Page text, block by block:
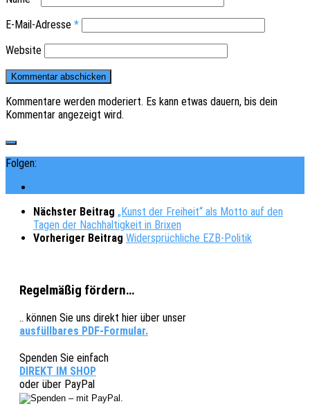
E-Mail-Adresse *
Website
Kommentare werden moderiert. Es kann etwas dauern, bis dein
Kommentar angezeigt wird.
Folgen:
Nächster Beitrag „Kunst der Freiheit“ als Motto auf den
Tagen der Nachhaltigkeit in Brixen
Vorheriger Beitrag Widersprüchliche EZB-Politik
Regelmäßig fördern…
.. können Sie uns direkt hier über unser
ausfüllbares PDF-Formular.
Spenden Sie einfach
DIREKT IM SHOP
oder über PayPal